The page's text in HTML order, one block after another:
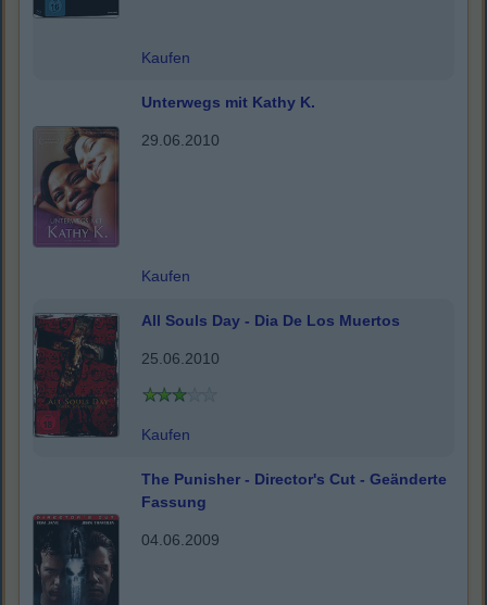
Kaufen
Unterwegs mit Kathy K.
29.06.2010
Kaufen
All Souls Day - Dia De Los Muertos
25.06.2010
Kaufen
The Punisher - Director's Cut - Geänderte
Fassung
04.06.2009